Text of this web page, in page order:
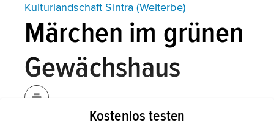
Kulturlandschaft Sintra (Welterbe)
Märchen im grünen
Gewächshaus
Kostenlos testen